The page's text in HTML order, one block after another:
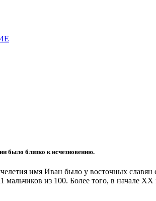
было близко к исчезновению.
имя Иван было у восточных
из 100. Более того, в начале